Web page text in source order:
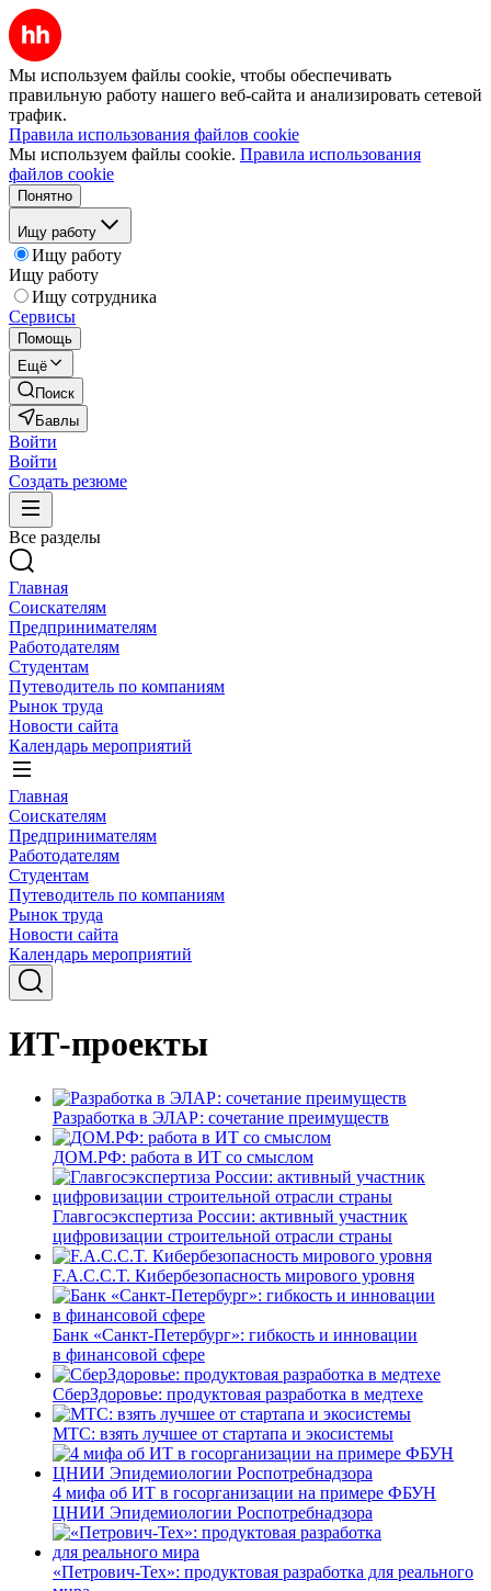
Мы используем файлы cookie, чтобы обеспечивать
правильную работу нашего веб-сайта и анализировать сетевой
трафик.
Правила использования файлов cookie
Мы используем файлы cookie. Правила использования
файлов cookie
Понятно
Ищу работу
Ищу работу
Ищу работу
Ищу сотрудника
Сервисы
Помощь
Ещё
Поиск
Бавлы
Войти
Войти
Создать резюме
Все разделы
Главная
Соискателям
Предпринимателям
Работодателям
Студентам
Путеводитель по компаниям
Рынок труда
Новости сайта
Календарь мероприятий
Главная
Соискателям
Предпринимателям
Работодателям
Студентам
Путеводитель по компаниям
Рынок труда
Новости сайта
Календарь мероприятий
ИТ-проекты
Разработка в ЭЛАР: сочетание преимуществ
ДОМ.РФ: работа в ИТ со смыслом
Главгосэкспертиза России: активный участник
цифровизации строительной отрасли страны
F.A.C.C.T. Кибербезопасность мирового уровня
Банк «Санкт-Петербург»: гибкость и инновации
в финансовой сфере
СберЗдоровье: продуктовая разработка в медтехе
МТС: взять лучшее от стартапа и экосистемы
4 мифа об ИТ в госорганизации на примере ФБУН
ЦНИИ Эпидемиологии Роспотребнадзора
«Петрович-Тех»: продуктовая разработка для реального